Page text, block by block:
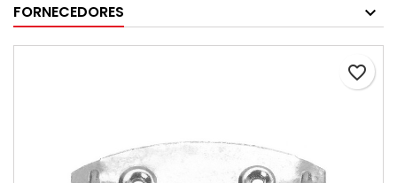
FORNECEDORES
favorite_border